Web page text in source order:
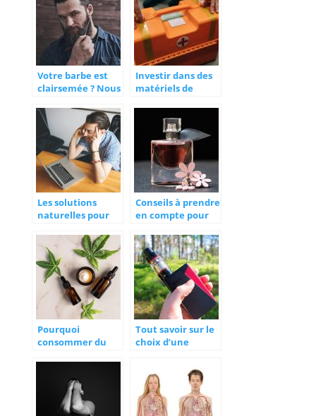
mobilité réduite
Votre barbe est
clairsemée ? Nous
Investir dans des
matériels de
Les solutions
naturelles pour
Conseils à prendre
en compte pour
parfum
Pourquoi
consommer du
Tout savoir sur le
choix d’une
électronique